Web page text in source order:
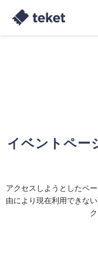
イベントペー
アクセスしようとしたペ
由により現在利用できな